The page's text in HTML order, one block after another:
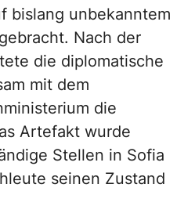
bislang unbekanntem
Nach der
die diplomatische
mit dem
die
Artefakt wurde
Stellen in Sofia
seinen Zustand